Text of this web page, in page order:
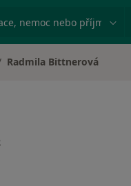
nemoc nebo příjmení
města
Radmila Bittnerová